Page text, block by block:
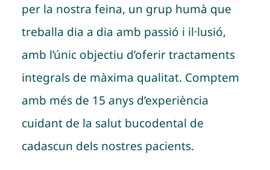
per la nostra feina, un grup humà que
treballa dia a dia amb passió i il·lusió,
amb l’únic objectiu d’oferir tractaments
integrals de màxima qualitat. Comptem
amb més de 15 anys d’experiència
cuidant de la salut bucodental de
cadascun dels nostres pacients.